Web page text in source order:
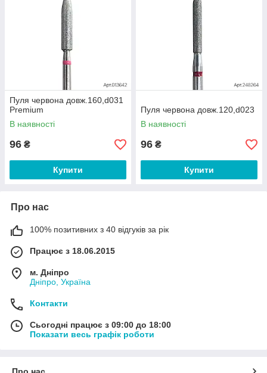
Пуля червона довж.160,d031
Premium
В наявності
96 ₴
Купити
Пуля червона довж.120,d023
В наявності
96 ₴
Купити
Про нас
100% позитивних з 40 відгуків за рік
Працює з 18.06.2015
м. Дніпро
Дніпро, Україна
Контакти
Сьогодні працює з 09:00 до 18:00
Показати весь графік роботи